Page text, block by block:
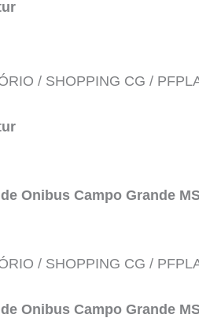
/ SHOPPING CG /
Onibus Campo Grande
/ SHOPPING CG /
Onibus Campo Grande